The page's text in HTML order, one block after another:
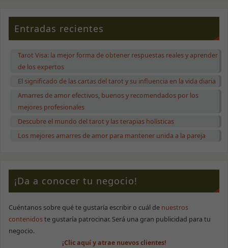
Entradas recientes
Tarot Visa: la mejor forma de obtener respuestas reales y aprender
de los expertos
El significado de las cartas del tarot y su influencia en la vida diaria
Amarres de amor efectivos, buenos y recomendados por los
mejores profesionales
Descubre el mundo del tarot y las terapias holísticas
Los mejores amarres de amor para mantener unida a la pareja
¡Da a conocer tu negocio!
Cuéntanos sobre qué te gustaría escribir o cuál de nuestros
contenidoste gustaría patrocinar. Será una gran publicidad para tu
negocio.
¡Clic aquí y atrae nuevos clientes!
mientras visitas
posibilidad de
ofertas